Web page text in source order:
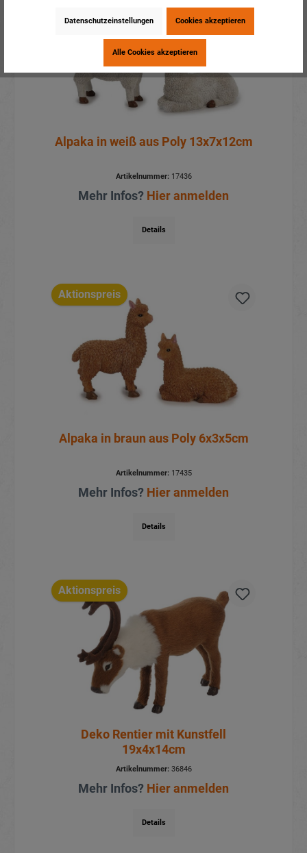
Alpaka in weiß aus Poly 13x7x12cm
Artikelnummer:17436
Mehr Infos? Hier anmelden
Details
Aktionspreis
Alpaka in braun aus Poly 6x3x5cm
Artikelnummer:17435
Mehr Infos? Hier anmelden
Details
Aktionspreis
Deko Rentier mit Kunstfell
19x4x14cm
Artikelnummer:36846
Mehr Infos? Hier anmelden
Details
Datenschutzeinstellungen Cookies akzeptieren
Alle Cookies akzeptieren